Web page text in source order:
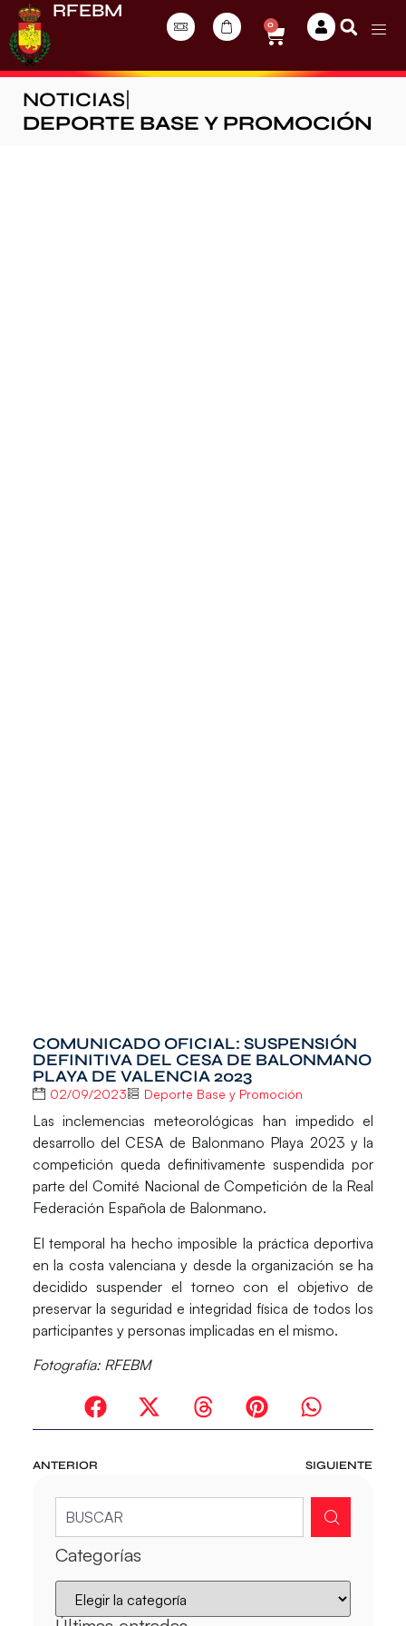
RFEBM
0
NOTICIAS
DEPORTE BASE Y PROMOCIÓN
COMUNICADO OFICIAL: SUSPENSIÓN
DEFINITIVA DEL CESA DE BALONMANO
PLAYA DE VALENCIA 2023
02/09/2023 Deporte Base y Promoción
Las inclemencias meteorológicas han impedido el
desarrollo delCESA de Balonmano Playa 2023 y la
competición queda definitivamente suspendida por
parte delComité Nacional de Competición de la Real
Federación Española de Balonmano.
El temporal ha hecho imposible la práctica deportiva
en la costa valenciana y desde la organización se ha
decidido suspender el torneo con el objetivo de
preservar la seguridad e integridad física de todos los
participantes y personas implicadas en el mismo.
Fotografía: RFEBM
ANTERIOR SIGUIENTE
Categorías